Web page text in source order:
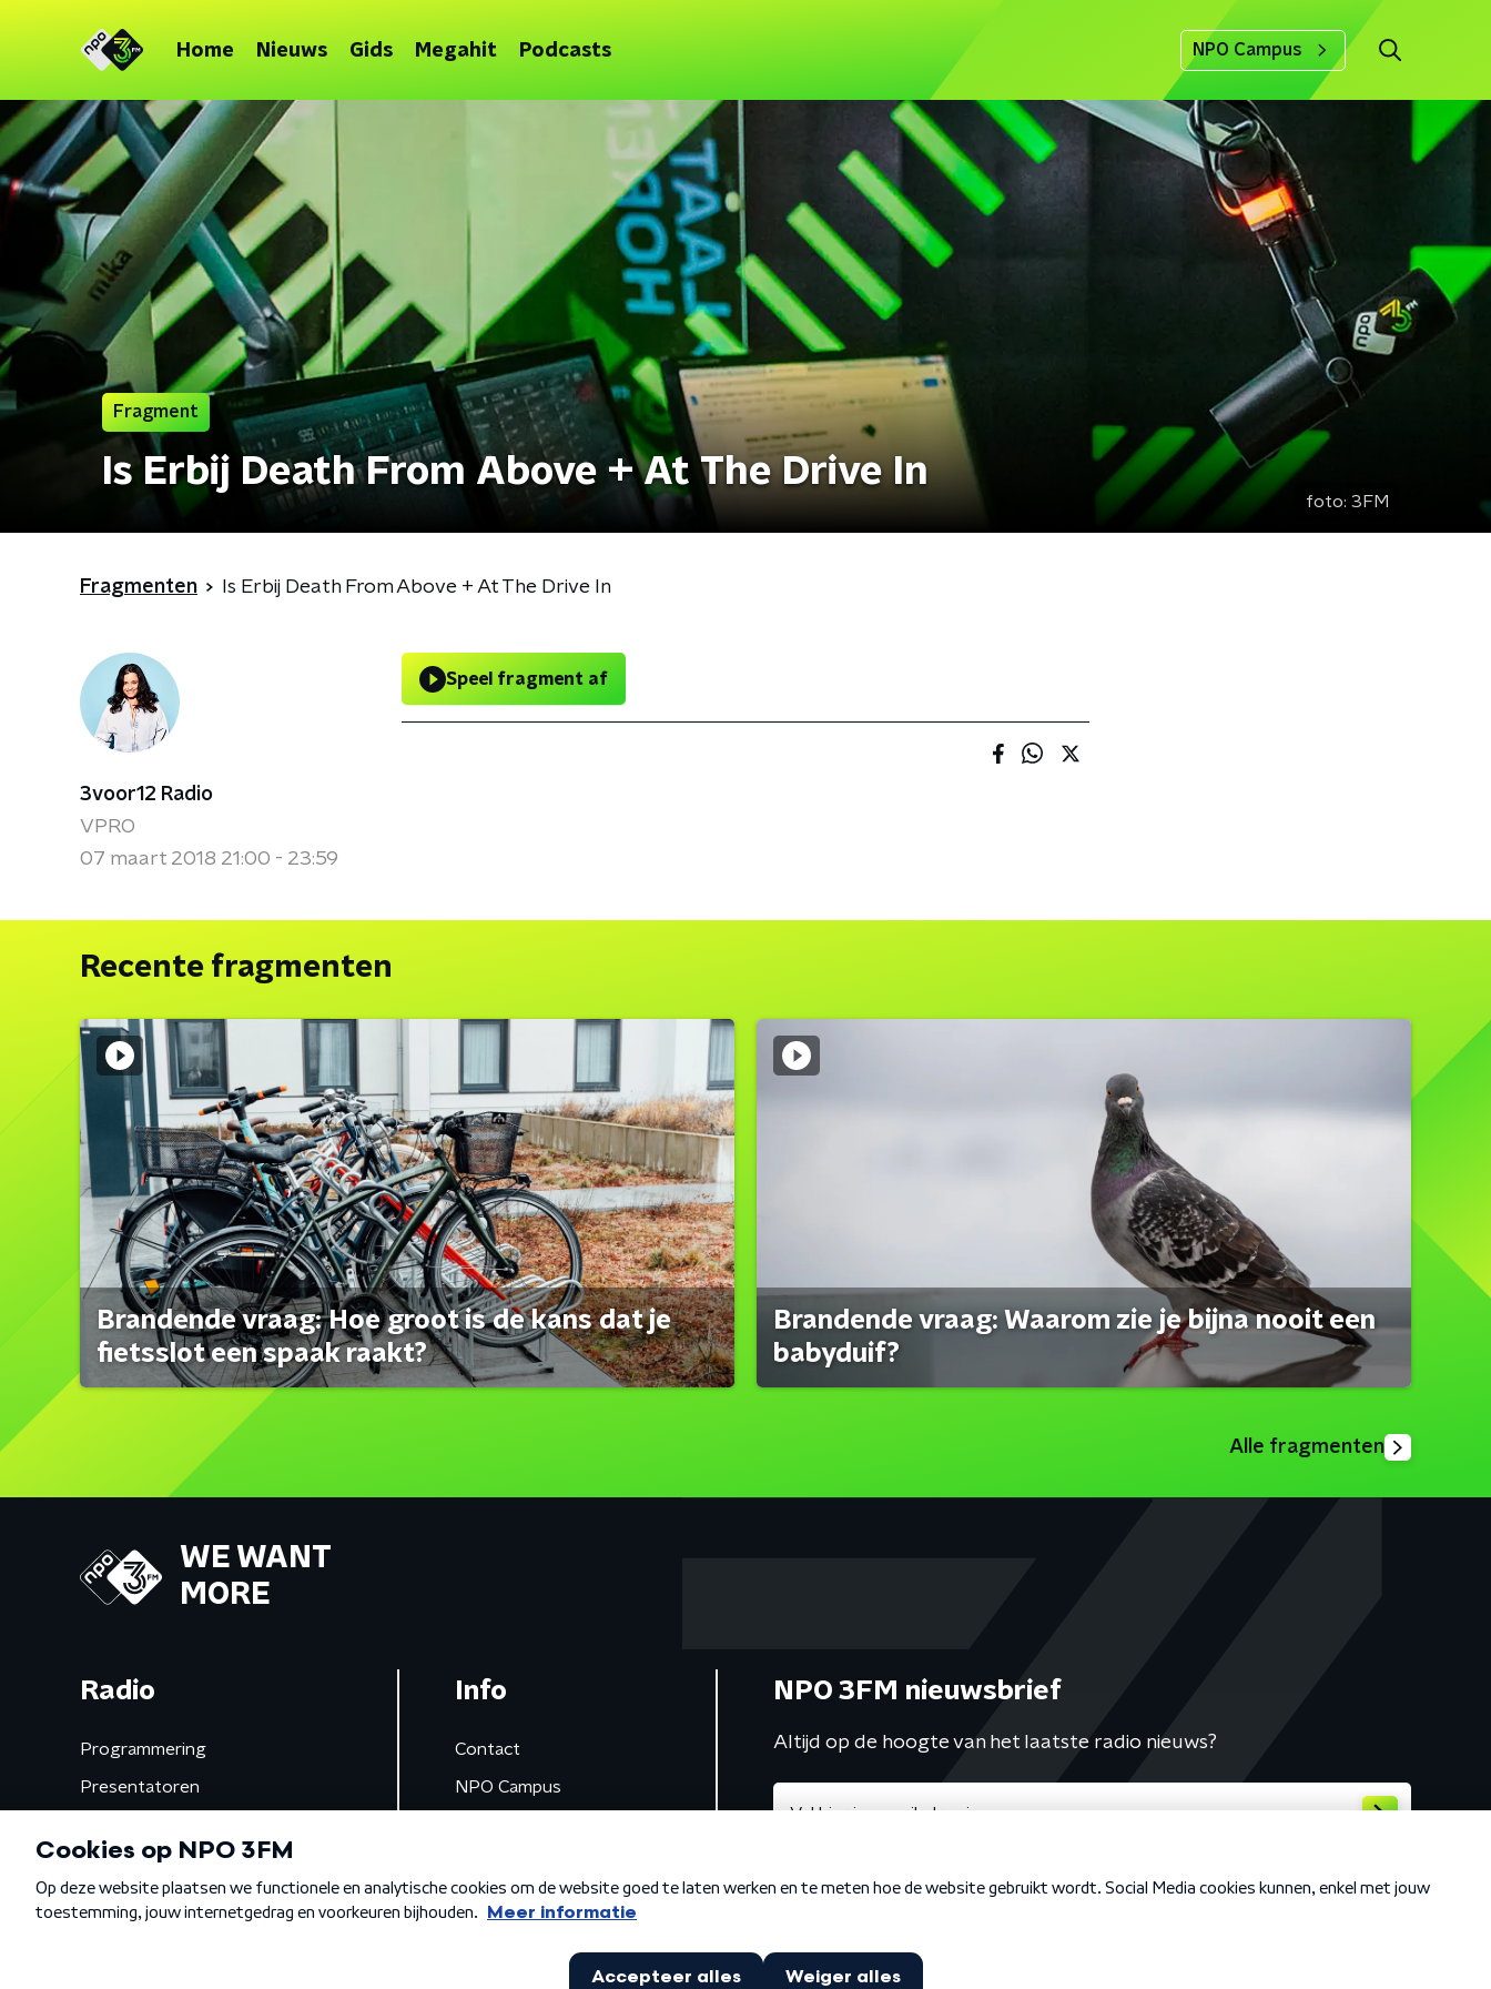
Home Nieuws Gids Megahit Podcasts NPO Campus
Fragment
Is Erbij Death From Above + At The Drive In
foto: 3FM
Fragmenten Is Erbij Death From Above + At The Drive In
3voor12 Radio
VPRO
07 maart 2018 21:00 - 23:59
Speel fragment af
Recente fragmenten
Brandende vraag: Hoe groot is de kans dat je
fietsslot een spaak raakt?
Brandende vraag: Waarom zie je bijna nooit een
babyduif?
Alle fragmenten
WE WANT
MORE
Radio
Programmering
Presentatoren
Gemist
Info
Contact
NPO Campus
NPO 3FM nieuwsbrief
Altijd op de hoogte van het laatste radio nieuws?
Algemene voorwaarden Privacybeleid